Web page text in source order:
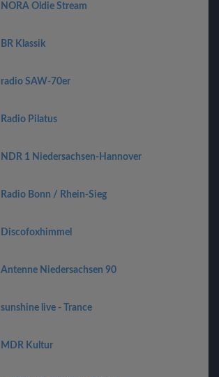
NORA Oldie Stream
BR Klassik
radio SAW-70er
Radio Pilatus
NDR 1 Niedersachsen-Hannover
Radio Bonn / Rhein-Sieg
Discofoxhimmel
Antenne Niedersachsen 90
sunshine live - Trance
MDR Kultur